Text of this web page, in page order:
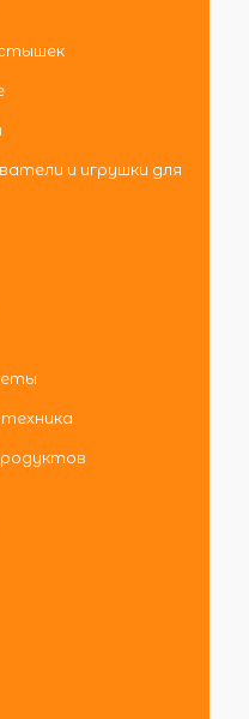
и игрушки для